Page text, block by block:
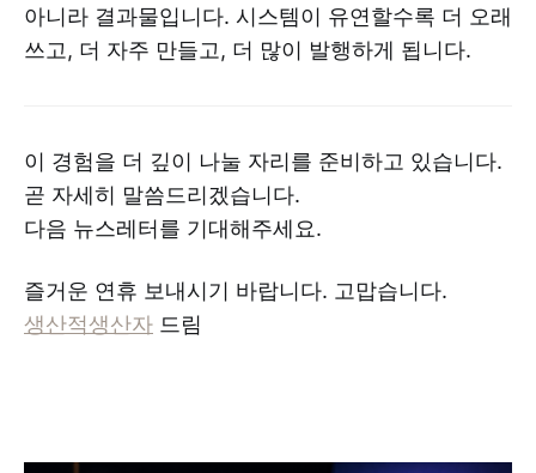
아니라 결과물입니다. 시스템이 유연할수록 더 오래
쓰고, 더 자주 만들고, 더 많이 발행하게 됩니다.
이 경험을 더 깊이 나눌 자리를 준비하고 있습니다.
곧 자세히 말씀드리겠습니다.
다음 뉴스레터를 기대해주세요.
즐거운 연휴 보내시기 바랍니다. 고맙습니다.
생산적생산자 드림